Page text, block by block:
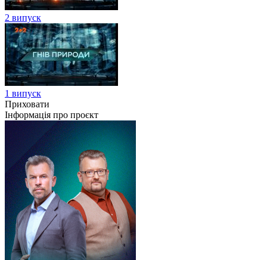
2 випуск
1 випуск
Приховати
Інформація про проєкт